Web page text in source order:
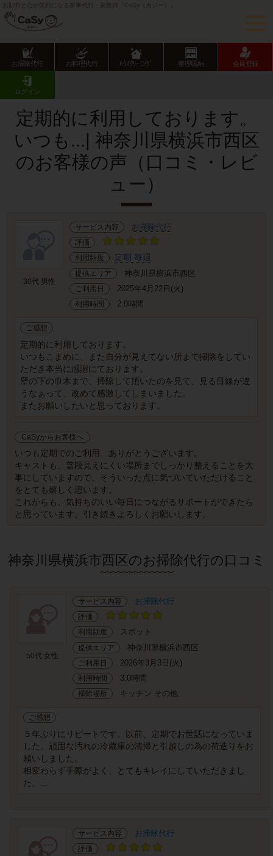
お財布と心が笑顔になる家事代行・家政婦「CaSy（カジー）」
お掃除代行 お料理代行 ﾊｳｽｸﾘｰﾆﾝｸﾞ 整理収納 会員登録
ログイン
CaSy TOP
お客様の声･口コミ詳細
定期的に利用しております。
いつも...| 神奈川県横浜市西区
のお客様の声（口コミ・レビ
ュー）
30代 男性
サービス内容 お掃除代行
評価
利用頻度
定期 毎週
提供エリア 神奈川県横浜市西区
ご利用日 2025年4月22日(火)
利用時間 2.0時間
ご感想
定期的に利用しております。
いつもこまめに、また自分が見えてない所まで掃除をしてい
ただき本当に感謝にております。
壁の下の巾木まで、掃除して頂いたのを見て、見る目線が違
うなぁって、改めて感激してしまいました。
またお願いしたいと思っております。
CaSyからお客様へ
いつも定期でのご利用、ありがとうございます。
キャストも、普段見えにくい場所までしっかり整えることを大
事にしていますので、そういった点に気づいていただけること
をとても嬉しく思います。
これからも、気持ちのいい毎日につながるサポートができたら
と思っています。引き続きよろしくお願いします。
神奈川県横浜市西区のお掃除代行の口コミ
50代 女性
サービス内容 お掃除代行
評価
利用頻度
スポット
提供エリア 神奈川県横浜市西区
ご利用日 2026年3月3日(火)
利用時間 3.0時間
掃除場所 キッチン その他
ご感想
５年ぶりにリピートです。以前、定期でお世話になっていま
した。頑固な汚れの冷蔵庫の清掃と引越しの為の荷造りをお
願いしました。
相変わらず手際がよく、とてもキレイにしていただきまし
た。...
サービス内容 お掃除代行
評価